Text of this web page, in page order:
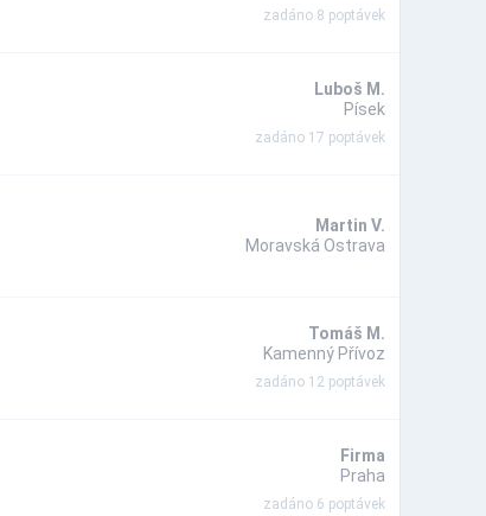
zadáno 8 poptávek
Luboš M.
Písek
zadáno 17 poptávek
Martin V.
Moravská Ostrava
Tomáš M.
Kamenný Přívoz
zadáno 12 poptávek
Firma
Praha
zadáno 6 poptávek